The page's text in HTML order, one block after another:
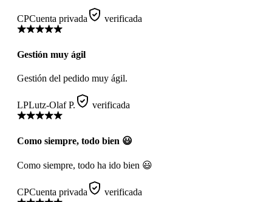
CPCuenta privada verificada
Gestión muy ágil
Gestión del pedido muy ágil.
LPLutz-Olaf P. verificada
Como siempre, todo bien 😃
Como siempre, todo ha ido bien 😃
CPCuenta privada verificada